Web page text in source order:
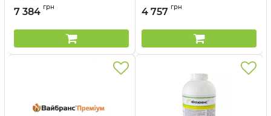
7 384 грн 4 757 грн